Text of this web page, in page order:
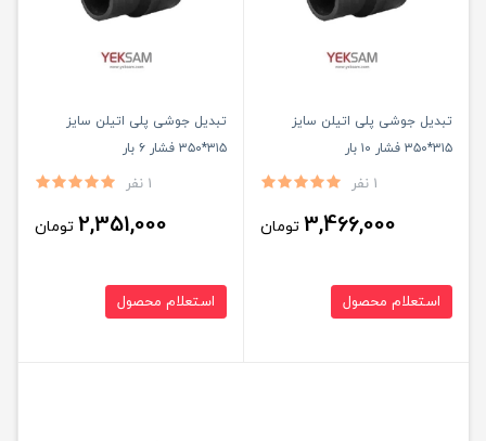
تبدیل جوشی پلی اتیلن سایز
۳۱۵*۳۵۰ فشار ۱۰ بار
1 نفر
3,466,000 تومان
استعلام محصول
تبدیل جوشی پلی اتیلن سایز
۳۱۵*۳۵۰ فشار ۶ بار
1 نفر
2,351,000 تومان
استعلام محصول